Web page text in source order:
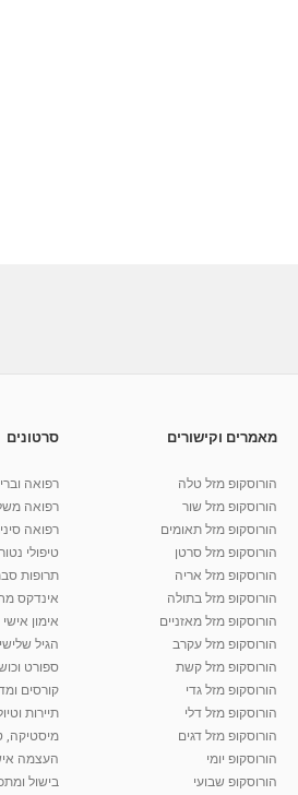
מאמרים וקישורים
הורוסקופ מזל טלה
הורוסקופ מזל שור
הורוסקופ מזל תאומים
הורוסקופ מזל סרטן
הורוסקופ מזל אריה
הורוסקופ מזל בתולה
הורוסקופ מזל מאזניים
הורוסקופ מזל עקרב
הורוסקופ מזל קשת
הורוסקופ מזל גדי
הורוסקופ מזל דלי
הורוסקופ מזל דגים
הורוסקופ יומי
הורוסקופ שבועי
סרטונים
רפואה
רפואה
רפואה
טיפולי
תרופות
אינדקס
אימון אישי
הגיל שלישי
ספורט
קורסים
תיירות
מיסטיקה,
העצמה
בישול